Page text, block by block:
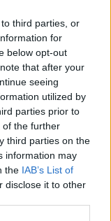
third parties, or
for
below opt-out
that after your
seeing
utilized by
parties prior to
of the further
third parties on the
information may
the IAB’s List of
disclose it to other
e 71-të
i qartë për
më shumë”,
i Ramës